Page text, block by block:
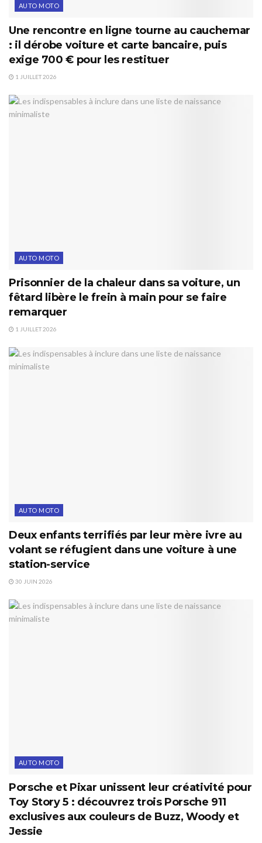
AUTO MOTO
Une rencontre en ligne tourne au cauchemar
: il dérobe voiture et carte bancaire, puis
exige 700 € pour les restituer
1 JUILLET 2026
AUTO MOTO
Prisonnier de la chaleur dans sa voiture, un
fêtard libère le frein à main pour se faire
remarquer
1 JUILLET 2026
AUTO MOTO
Deux enfants terrifiés par leur mère ivre au
volant se réfugient dans une voiture à une
station-service
30 JUIN 2026
AUTO MOTO
Porsche et Pixar unissent leur créativité pour
Toy Story 5 : découvrez trois Porsche 911
exclusives aux couleurs de Buzz, Woody et
Jessie